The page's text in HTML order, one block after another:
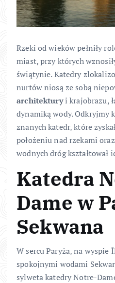
Rzeki od wieków pełniły
miast, przy których
świątynie. Katedry
nurtów niosą ze sobą
architekturyi krajobrazu,
dynamiką wody. Odkryjmy
znanych katedr, które
położeniu nad rzekami
wodnych dróg kształtował
Katedra
Dame w
Sekwana
W sercu Paryża, na wyspie
spokojnymi wodami
sylweta katedry Notre-